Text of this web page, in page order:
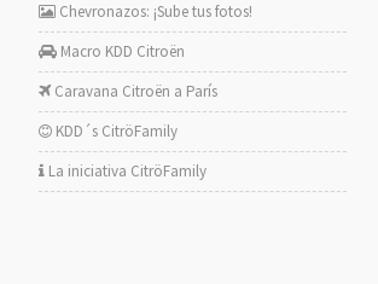
Chevronazos: ¡Sube tus fotos!
Macro KDD Citroën
Caravana Citroën a París
KDD´s CitröFamily
La iniciativa CitröFamily